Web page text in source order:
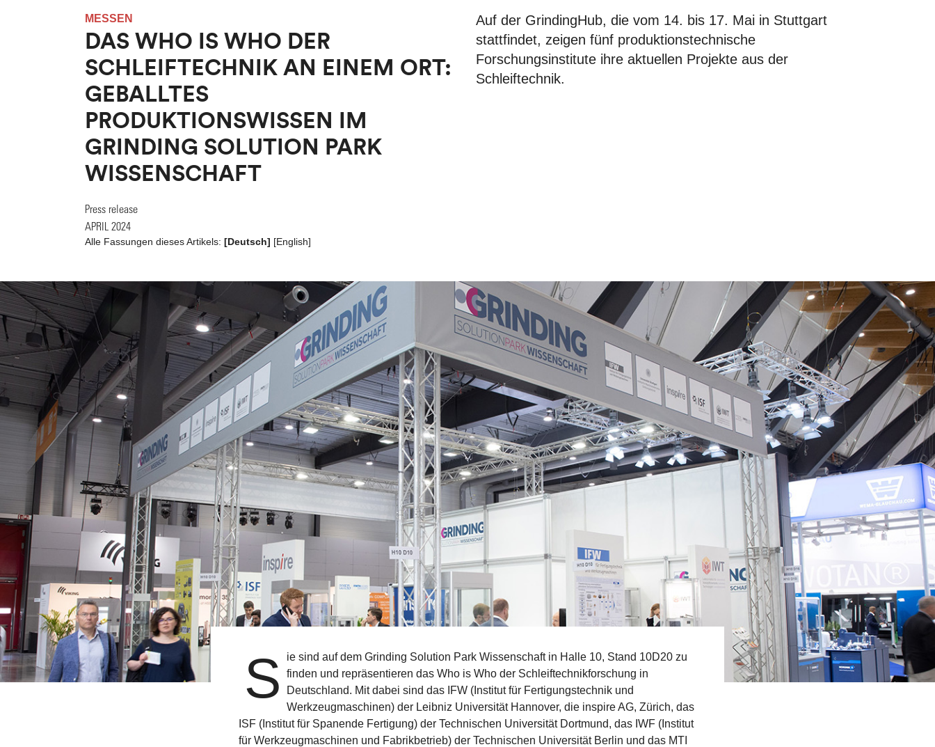
MESSEN
DAS WHO IS WHO DER
SCHLEIFTECHNIK AN EINEM ORT:
GEBALLTES
PRODUKTIONSWISSEN IM
GRINDING SOLUTION PARK
WISSENSCHAFT
Press release
APRIL 2024
Alle Fassungen dieses Artikels: [Deutsch] [English]
Auf der GrindingHub, die vom 14. bis 17. Mai in Stuttgart
stattfindet, zeigen fünf produktionstechnische
Forschungsinstitute ihre aktuellen Projekte aus der
Schleiftechnik.
S
ie sind auf dem Grinding Solution Park Wissenschaft in Halle 10, Stand 10D20 zu
finden und repräsentieren das Who is Who der Schleiftechnikforschung in
Deutschland. Mit dabei sind das IFW (Institut für Fertigungstechnik und
Werkzeugmaschinen) der Leibniz Universität Hannover, die inspire AG, Zürich, das
ISF (Institut für Spanende Fertigung) der Technischen Universität Dortmund, das IWF (Institut
für Werkzeugmaschinen und Fabrikbetrieb) der Technischen Universität Berlin und das MTI